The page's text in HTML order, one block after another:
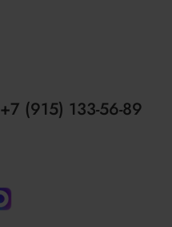
+7 (915) 133-56-89